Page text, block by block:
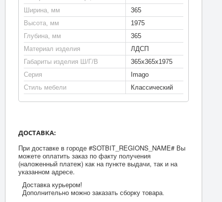
Ширина, мм
365
Высота, мм
1975
Глубина, мм
365
Материал изделия
ЛДСП
Габариты изделия Ш/Г/В
365х365х1975
Серия
Imago
Стиль мебели
Классический
ДОСТАВКА:
При доставке в городе #SOTBIT_REGIONS_NAME# Вы
можете оплатить заказ по факту получения
(наложенный платеж) как на пункте выдачи, так и на
указанном адресе.
Доставка курьером!
Дополнительно можно заказать сборку товара.